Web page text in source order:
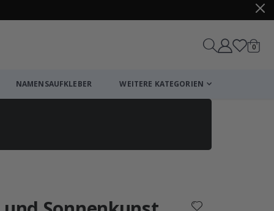
Wagen
0
NAMENSAUFKLEBER WEITERE KATEGORIEN